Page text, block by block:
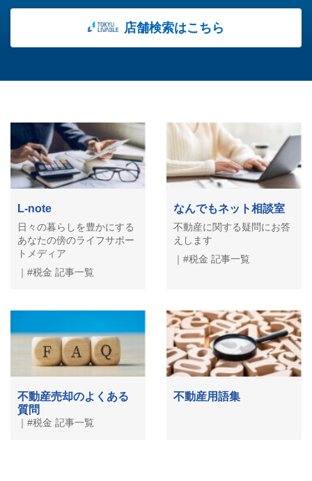
店舗検索はこちら
L-note
日々の暮らしを豊かにする
あなたの傍のライフサポー
トメディア
｜#税金 記事一覧
なんでもネット相談室
不動産に関する疑問にお答
えします
｜#税金 記事一覧
不動産売却のよくある
質問
｜#税金 記事一覧
不動産用語集